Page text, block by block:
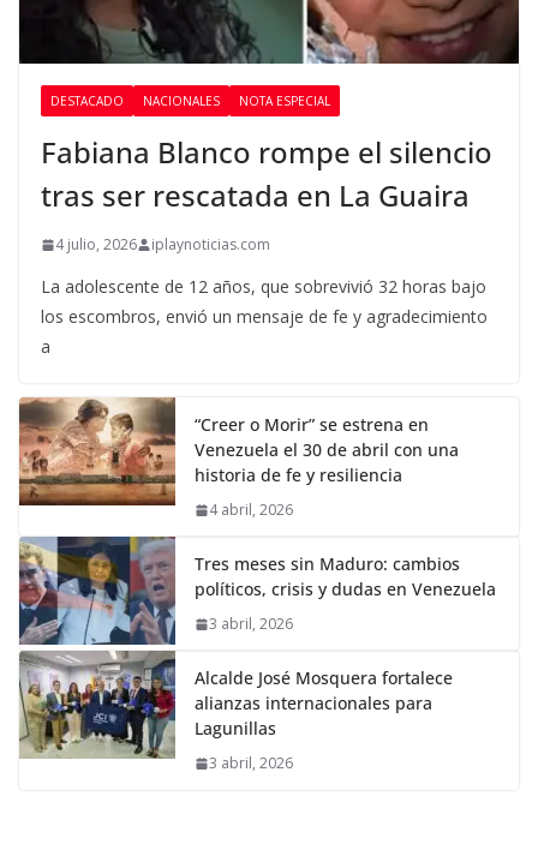
DESTACADO NACIONALES NOTA ESPECIAL
Fabiana Blanco rompe el silencio
tras ser rescatada en La Guaira
4 julio, 2026 iplaynoticias.com
La adolescente de 12 años, que sobrevivió 32 horas bajo
los escombros, envió un mensaje de fe y agradecimiento
a
“Creer o Morir” se estrena en
Venezuela el 30 de abril con una
historia de fe y resiliencia
4 abril, 2026
Tres meses sin Maduro: cambios
políticos, crisis y dudas en Venezuela
3 abril, 2026
Alcalde José Mosquera fortalece
alianzas internacionales para
Lagunillas
3 abril, 2026